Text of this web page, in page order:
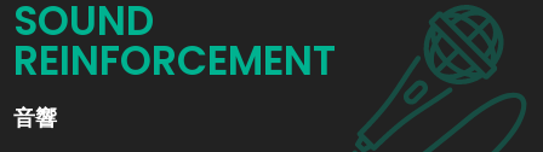
2026.04.01
浜松市ワーク・ライフ・バランス等推進事業所 更新
SOUND
REINFORCEMENT
音響